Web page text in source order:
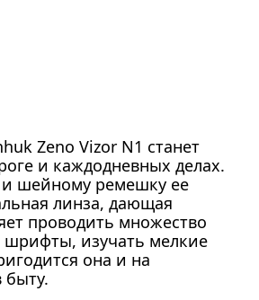
Zeno Vizor N1 станет
и каждодневных делах.
шейному ремешку ее
линза, дающая
проводить множество
шрифты, изучать мелкие
она и на